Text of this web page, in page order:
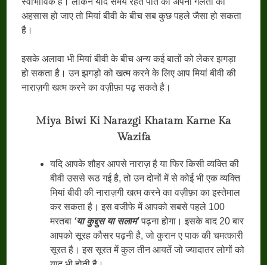
अहसास हो जाए तो मियां बीवी के बीच सब कुछ पहले जैसा हो सकता
है।
इसके अलावा भी मियां बीवी के बीच अन्य कई बातों को लेकर झगड़ा
हो सकता है। उन झगड़ो को खत्म करने के लिए आप मियां बीवी की
नाराज़गी खत्म करने का वज़ीफ़ा पढ़ सकते है।
Miya Biwi Ki Narazgi Khatam Karne Ka
Wazifa
यदि आपके शौहर आपसे नाराज़ है या फिर किसी व्यक्ति की
बीवी उससे रूठ गई है, तो उन दोनों में से कोई भी एक व्यक्ति
मियां बीवी की नाराज़गी खत्म करने का वज़ीफ़ा का इस्तेमाल
कर सकता है। इस वजीफे में आपको सबसे पहले 100
मरतबा ‘या कुद्दुस या सलाम’पढ़ना होगा। इसके बाद 20 बार
आपको सूरह कौसर पढ़नी है, जो कुरान ए पाक की चमत्कारी
सूरत है। इस सूरत में कुल तीन आयतें जो ज्यादातर लोगों को